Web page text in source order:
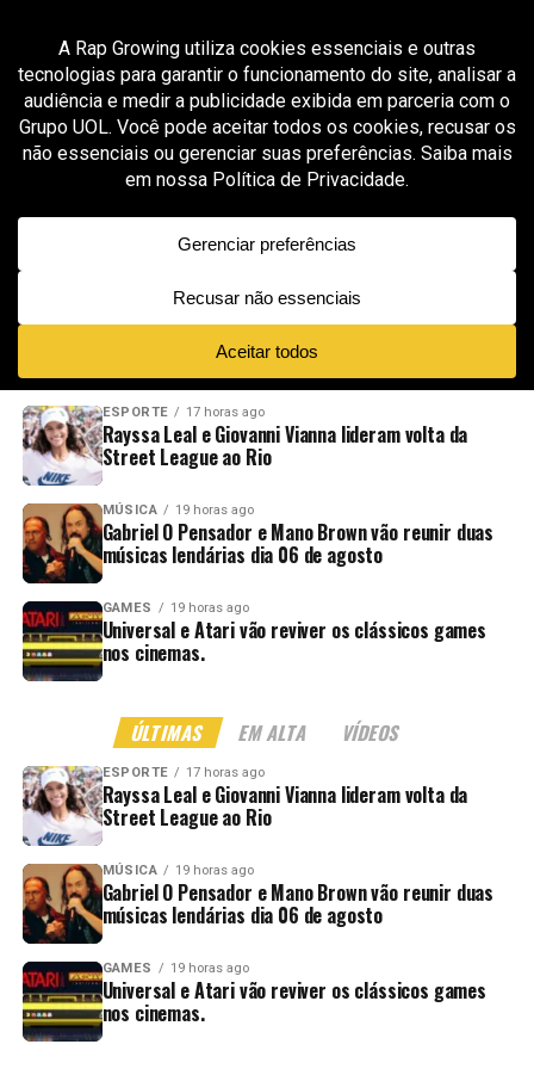
All posts tagged "Kayblack Será"
MÚSICA 3 meses ago
Kayblack inicia nova fase solo com “Será” após
prévia viral bater 1,5 milhão de views em 24
horas
NOVIDADES EM ALTA VÍDEOS
ESPORTE 17 horas ago
Rayssa Leal e Giovanni Vianna lideram volta da
Street League ao Rio
MÚSICA 19 horas ago
Gabriel O Pensador e Mano Brown vão reunir duas
músicas lendárias dia 06 de agosto
GAMES 19 horas ago
Universal e Atari vão reviver os clássicos games
nos cinemas.
ÚLTIMAS EM ALTA VÍDEOS
ESPORTE 17 horas ago
Rayssa Leal e Giovanni Vianna lideram volta da
Street League ao Rio
MÚSICA 19 horas ago
Gabriel O Pensador e Mano Brown vão reunir duas
músicas lendárias dia 06 de agosto
GAMES 19 horas ago
Universal e Atari vão reviver os clássicos games
nos cinemas.